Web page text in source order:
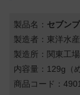
製品名： セブン
製造者：東洋水
製造所：関東工
内容量：129g（
商品コード：